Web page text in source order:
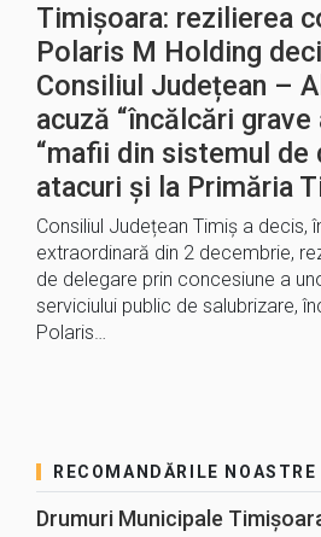
Timișoara: rezilierea
Polaris M Holding
Consiliul Județean –
acuză “încălcări grave
“mafii din sistemul de
atacuri și la Primăria
Consiliul Județean Timiș a decis,
extraordinară din 2 decembrie,
de delegare prin concesiune a
serviciului public de salubrizare,
Polaris…
RECOMANDĂRILE NOASTRE
Drumuri Municipale